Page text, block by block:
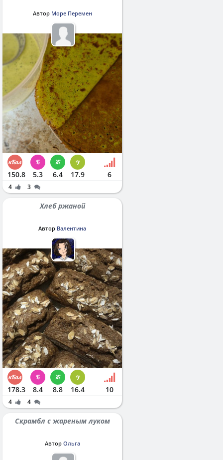
Автор Море Перемен
150.8 5.3 6.4 17.9 6
4 3
Хлеб ржаной
Автор Валентина
178.3 8.4 8.8 16.4 10
4 4
Скрамбл с жареным луком
Автор Ольга